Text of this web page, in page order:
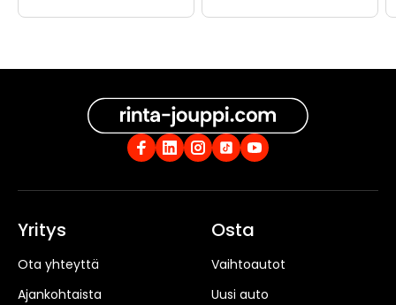
Yritys
Ota yhteyttä
Ajankohtaista
Osta
Vaihtoautot
Uusi auto